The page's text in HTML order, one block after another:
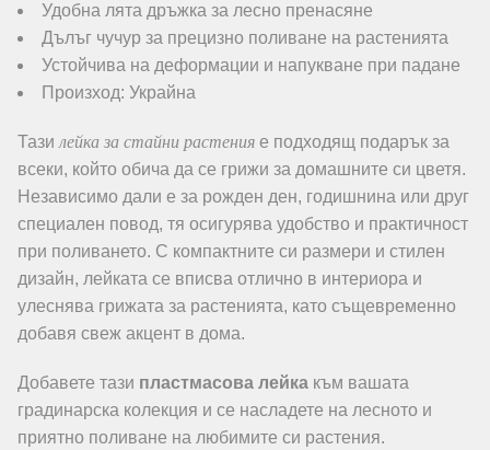
Удобна лята дръжка за лесно пренасяне
Дълъг чучур за прецизно поливане на растенията
Устойчива на деформации и напукване при падане
Произход: Украйна
Тази лейка за стайни растения е подходящ подарък за
всеки, който обича да се грижи за домашните си цветя.
Независимо дали е за рожден ден, годишнина или друг
специален повод, тя осигурява удобство и практичност
при поливането. С компактните си размери и стилен
дизайн, лейката се вписва отлично в интериора и
улеснява грижата за растенията, като същевременно
добавя свеж акцент в дома.
Добавете тази пластмасова лейка към вашата
градинарска колекция и се насладете на лесното и
приятно поливане на любимите си растения.